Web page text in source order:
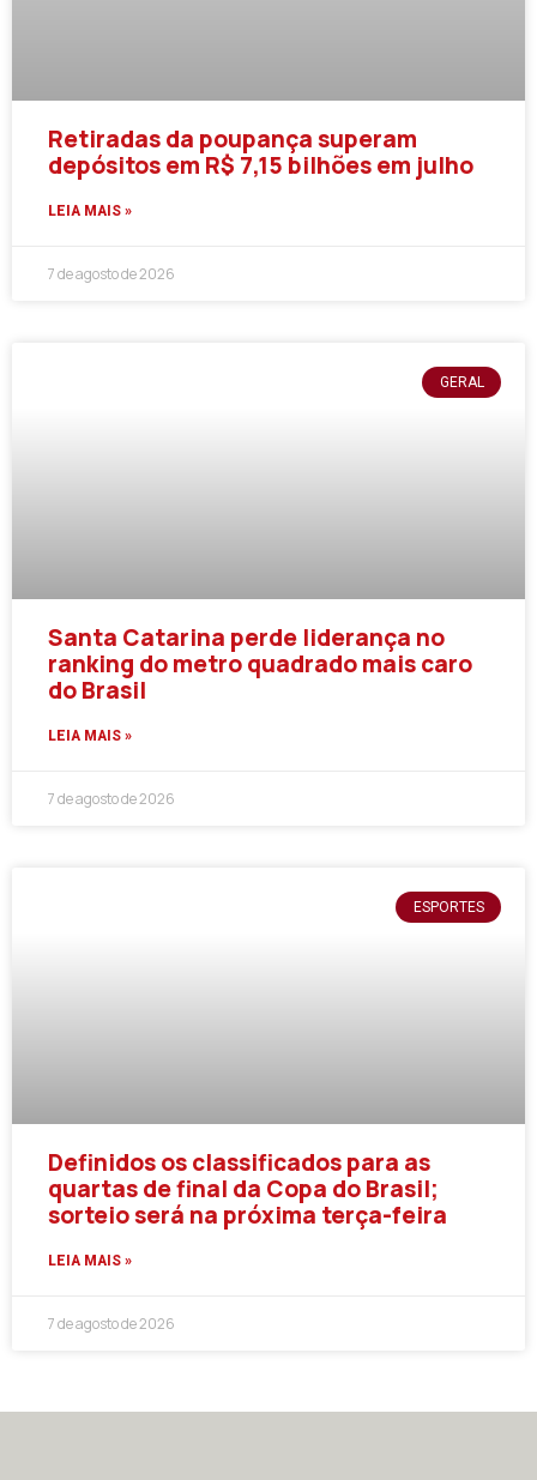
Retiradas da poupança superam
depósitos em R$ 7,15 bilhões em julho
LEIA MAIS »
7 de agosto de 2026
GERAL
Santa Catarina perde liderança no
ranking do metro quadrado mais caro
do Brasil
LEIA MAIS »
7 de agosto de 2026
ESPORTES
Definidos os classificados para as
quartas de final da Copa do Brasil;
sorteio será na próxima terça-feira
LEIA MAIS »
7 de agosto de 2026